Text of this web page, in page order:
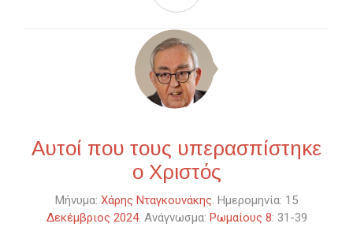
Αυτοί που τους υπερασπίστηκε
ο Χριστός
Μήνυμα: Χάρης Νταγκουνάκης. Ημερομηνία: 15
Δεκέμβριος 2024. Ανάγνωσμα: Ρωμαίους 8: 31-39